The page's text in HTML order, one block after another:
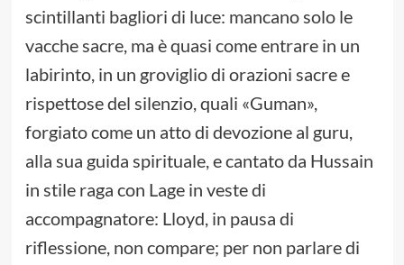
scintillanti bagliori di luce: mancano solo le
vacche sacre, ma è quasi come entrare in un
labirinto, in un groviglio di orazioni sacre e
rispettose del silenzio, quali «Guman»,
forgiato come un atto di devozione al guru,
alla sua guida spirituale, e cantato da Hussain
in stile raga con Lage in veste di
accompagnatore: Lloyd, in pausa di
riflessione, non compare; per non parlare di